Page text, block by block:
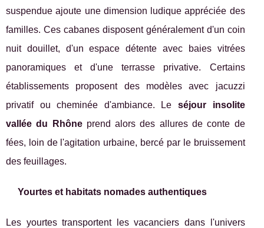
suspendue ajoute une dimension ludique appréciée des
familles. Ces cabanes disposent généralement d'un coin
nuit douillet, d'un espace détente avec baies vitrées
panoramiques et d'une terrasse privative. Certains
établissements proposent des modèles avec jacuzzi
privatif ou cheminée d'ambiance. Le séjour insolite
vallée du Rhôneprend alors des allures de conte de
fées, loin de l'agitation urbaine, bercé par le bruissement
des feuillages.
Yourtes et habitats nomades authentiques
Les yourtes transportent les vacanciers dans l'univers